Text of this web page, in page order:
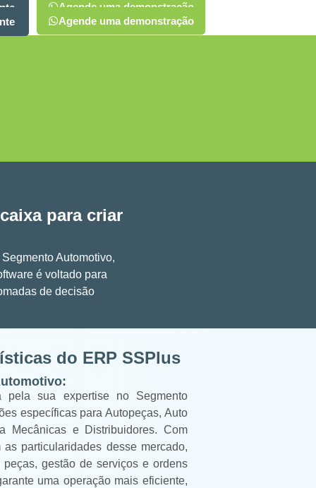
Agende uma demonstração
Agende uma demonstração
para criar
Automotivo,
é voltado para
de decisão
do ERP SSPlus
pela sua expertise no Segmento
específicas para Autopeças, Auto
Mecânicas e Distribuidores. Com
particularidades desse mercado,
gestão de serviços e ordens
uma operação mais eficiente,